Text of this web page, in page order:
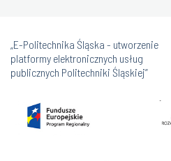
„E-Politechnika Śląska - utworzenie
platformy elektronicznych usług
publicznych Politechniki Śląskiej”